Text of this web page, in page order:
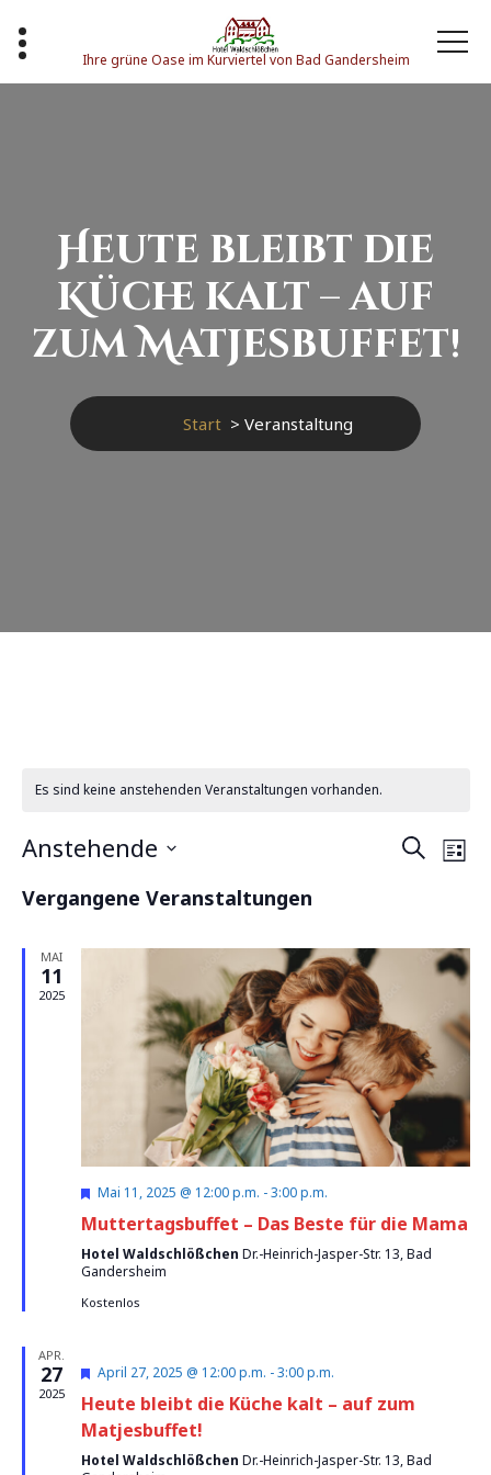
Inhalt
springen
Ihre grüne Oase im Kurviertel von Bad Gandersheim
Heute bleibt die
Küche kalt – auf
zum Matjesbuffet!
Start> Veranstaltung
Es sind keine anstehenden Veranstaltungen vorhanden.
SucheListe
Anstehende
wählen.
Vergangene Veranstaltungen
MAI
11
2025
Hervorgehoben
Mai 11, 2025 @ 12:00 p.m. -3:00 p.m.
Muttertagsbuffet – Das Beste für die Mama
Hotel Waldschlößchen Dr.-Heinrich-Jasper-Str. 13, Bad
Gandersheim
Kostenlos
APR.
27
2025
Hervorgehoben
April 27, 2025 @ 12:00 p.m. -3:00 p.m.
Heute bleibt die Küche kalt – auf zum
Matjesbuffet!
Hotel Waldschlößchen Dr.-Heinrich-Jasper-Str. 13, Bad